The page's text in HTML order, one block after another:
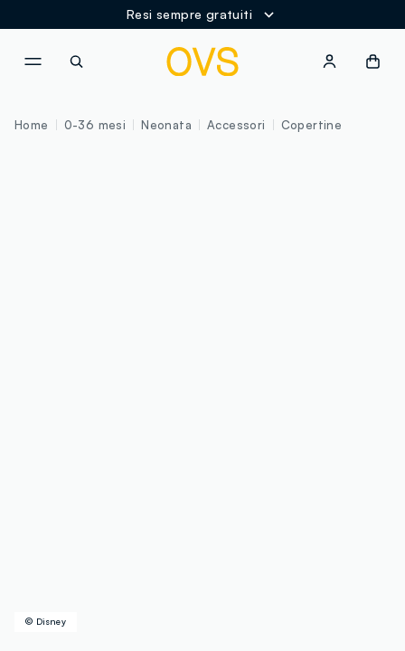
Resi sempre gratuiti
© Disney
Home 0-36 mesi Neonata Accessori Copertine